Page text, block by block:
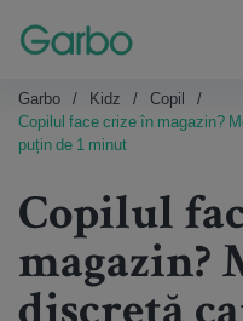
Garbo Kidz
Copil
Copilul face crize în magazin?
puțin de 1 minut
Copilul
magazin?